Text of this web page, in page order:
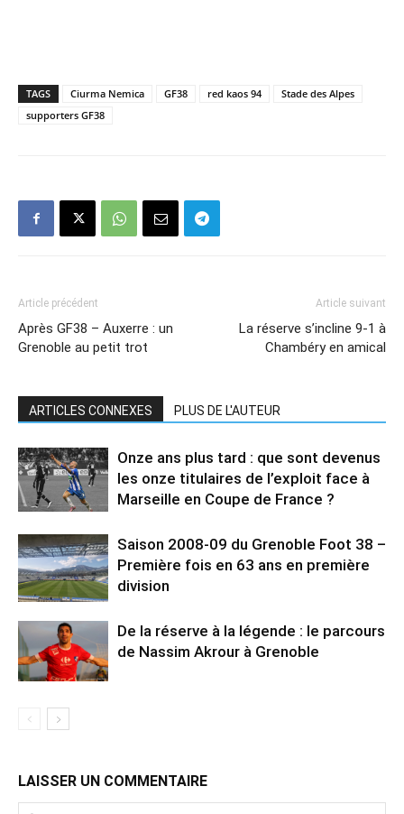
TAGS Ciurma Nemica GF38 red kaos 94
Stade des Alpes
supporters GF38
Article précédent
Après GF38 – Auxerre : un
Grenoble au petit trot
Article suivant
La réserve s’incline 9-1 à
Chambéry en amical
ARTICLES CONNEXES PLUS DE L'AUTEUR
Onze ans plus tard : que sont devenus
les onze titulaires de l’exploit face à
Marseille en Coupe de France ?
Saison 2008-09 du Grenoble Foot 38 –
Première fois en 63 ans en première
division
De la réserve à la légende : le parcours
de Nassim Akrour à Grenoble
LAISSER UN COMMENTAIRE